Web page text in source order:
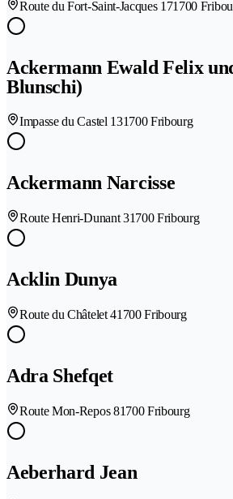
Route du Fort-Saint-Jacques 171700
Ackermann Ewald Felix
Blunschi)
Impasse du Castel 131700 Fribourg
Ackermann Narcisse
Route Henri-Dunant 31700 Fribourg
Acklin Dunya
Route du Châtelet 41700 Fribourg
Adra Shefqet
Route Mon-Repos 81700 Fribourg
Aeberhard Jean